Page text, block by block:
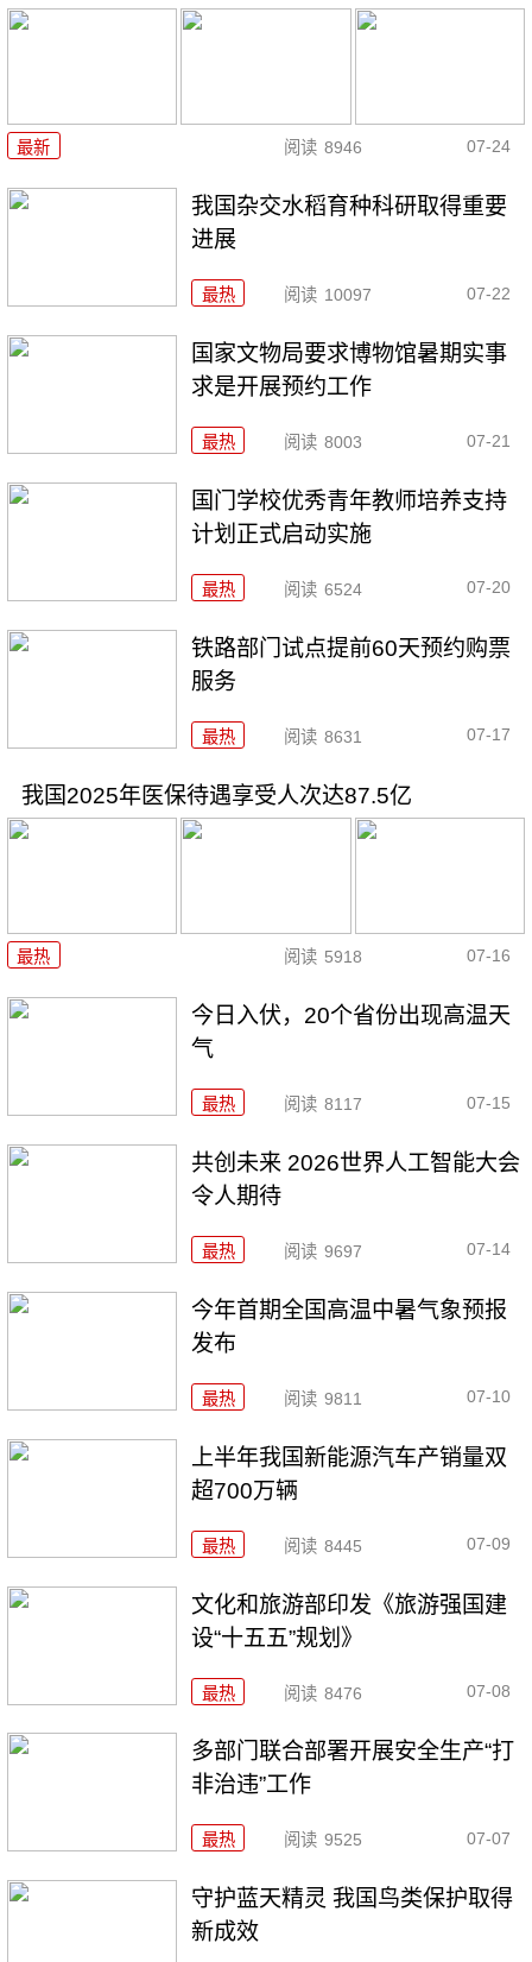
最新 阅读 8946 07-24
我国杂交水稻育种科研取得重要
进展
最热 阅读 10097 07-22
国家文物局要求博物馆暑期实事
求是开展预约工作
最热 阅读 8003 07-21
国门学校优秀青年教师培养支持
计划正式启动实施
最热 阅读 6524 07-20
铁路部门试点提前60天预约购票
服务
最热 阅读 8631 07-17
我国2025年医保待遇享受人次达87.5亿
最热 阅读 5918 07-16
今日入伏，20个省份出现高温天
气
最热 阅读 8117 07-15
共创未来 2026世界人工智能大会
令人期待
最热 阅读 9697 07-14
今年首期全国高温中暑气象预报
发布
最热 阅读 9811 07-10
上半年我国新能源汽车产销量双
超700万辆
最热 阅读 8445 07-09
文化和旅游部印发《旅游强国建
设“十五五”规划》
最热 阅读 8476 07-08
多部门联合部署开展安全生产“打
非治违”工作
最热 阅读 9525 07-07
守护蓝天精灵 我国鸟类保护取得
新成效